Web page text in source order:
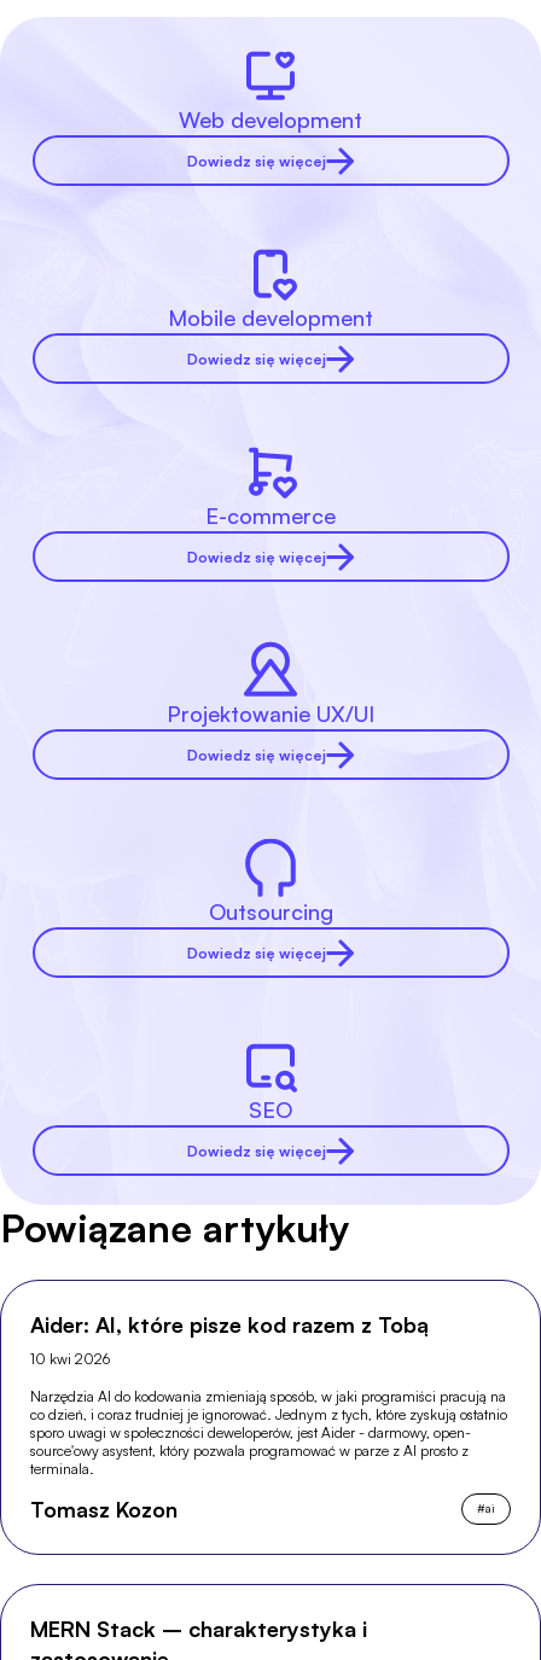
Web development
Dowiedz się więcej
Mobile development
Dowiedz się więcej
E-commerce
Dowiedz się więcej
Projektowanie UX/UI
Dowiedz się więcej
Outsourcing
Dowiedz się więcej
SEO
Dowiedz się więcej
Powiązane artykuły
Aider: AI, które pisze kod razem z Tobą
10 kwi 2026
Narzędzia AI do kodowania zmieniają sposób, w jaki programiści pracują na
co dzień, i coraz trudniej je ignorować. Jednym z tych, które zyskują ostatnio
sporo uwagi w społeczności deweloperów, jest Aider - darmowy, open-
source'owy asystent, który pozwala programować w parze z AI prosto z
terminala.
Tomasz Kozon #ai
MERN Stack – charakterystyka i